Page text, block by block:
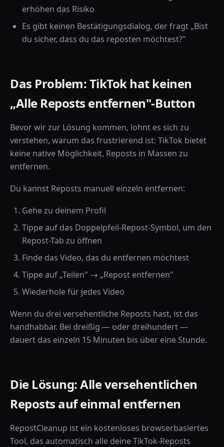
erhöhen das Risiko
Es gibt keinen Bestätigungsdialog, der fragt „Bist
du sicher, dass du das reposten möchtest?"
Das Problem: TikTok hat keinen
„Alle Reposts entfernen"-Button
Bevor wir zur Lösung kommen, lohnt es sich zu
verstehen, warum das frustrierend ist: TikTok bietet
keine native Möglichkeit, Reposts in Massen zu
entfernen.
Du kannst Reposts manuell einzeln entfernen:
Gehe zu deinem Profil
Tippe auf das Doppelpfeil-Repost-Symbol, um den
Repost-Tab zu öffnen
Finde das Video, das du entfernen möchtest
Tippe auf „Teilen" → „Repost entfernen"
Wiederhole für jedes Video
Wenn du drei versehentliche Reposts hast, ist das
handhabbar. Bei dreißig — oder dreihundert —
dauert das einzeln 15 Minuten bis über eine Stunde.
Die Lösung: Alle versehentlichen
Reposts auf einmal entfernen
RepostCleanup ist ein kostenloses browserbasiertes
Tool, das automatisch alle deine TikTok-Reposts